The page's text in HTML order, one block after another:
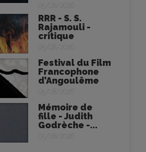
05/08/2026
RRR - S. S.
Rajamouli -
critique
05/08/2026
Festival du Film
Francophone
d’Angoulême
05/08/2026
Mémoire de
fille - Judith
Godrèche -...
05/08/2026